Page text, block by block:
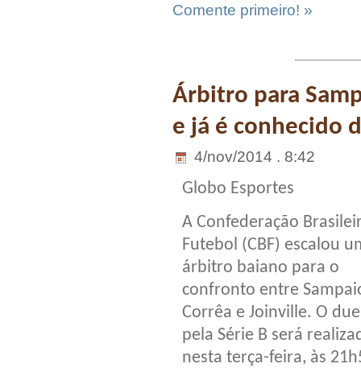
Comente primeiro! »
Árbitro para
e já é conhecido
4/nov/2014 . 8:42
Globo Esportes
A Confederação
Futebol (CBF) escalou
árbitro baiano para o
confronto entre
Corrêa e Joinville. O
pela Série B será
nesta terça-feira, às